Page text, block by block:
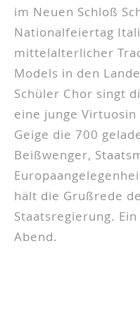
im Neuen Schloß
Nationalfeiertag
mittelalterlicher
Models in den
Schüler Chor singt
eine junge
Geige die 700
Beißwenger,
hält die Grußrede
Staatsregierung.
Abend.